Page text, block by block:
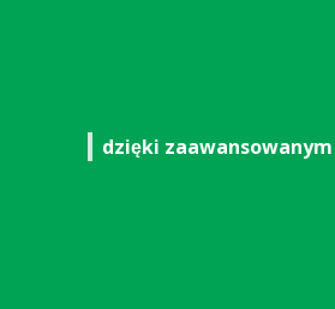
22
dzięki